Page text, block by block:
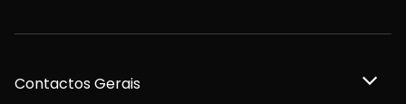
Contactos Gerais